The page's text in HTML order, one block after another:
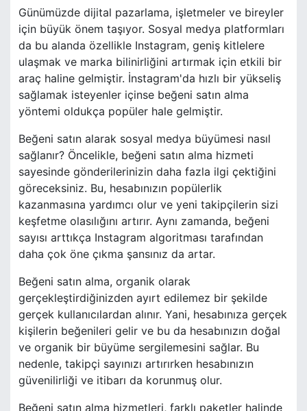
Günümüzde dijital pazarlama, işletmeler ve bireyler
için büyük önem taşıyor. Sosyal medya platformları
da bu alanda özellikle Instagram, geniş kitlelere
ulaşmak ve marka bilinirliğini artırmak için etkili bir
araç haline gelmiştir. İnstagram'da hızlı bir yükseliş
sağlamak isteyenler içinse beğeni satın alma
yöntemi oldukça popüler hale gelmiştir.
Beğeni satın alarak sosyal medya büyümesi nasıl
sağlanır? Öncelikle, beğeni satın alma hizmeti
sayesinde gönderilerinizin daha fazla ilgi çektiğini
göreceksiniz. Bu, hesabınızın popülerlik
kazanmasına yardımcı olur ve yeni takipçilerin sizi
keşfetme olasılığını artırır. Aynı zamanda, beğeni
sayısı arttıkça Instagram algoritması tarafından
daha çok öne çıkma şansınız da artar.
Beğeni satın alma, organik olarak
gerçekleştirdiğinizden ayırt edilemez bir şekilde
gerçek kullanıcılardan alınır. Yani, hesabınıza gerçek
kişilerin beğenileri gelir ve bu da hesabınızın doğal
ve organik bir büyüme sergilemesini sağlar. Bu
nedenle, takipçi sayınızı artırırken hesabınızın
güvenilirliği ve itibarı da korunmuş olur.
Beğeni satın alma hizmetleri, farklı paketler halinde